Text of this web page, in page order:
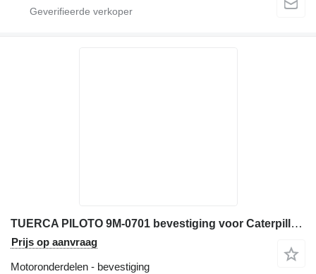
TUERCA PILOTO 9M-0701 bevestiging voor Caterpillar D6C bulldozer
Prijs op aanvraag
Motoronderdelen - bevestiging